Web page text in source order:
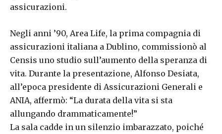
assicurazioni.
Negli anni ’90, Area Life, la prima compagnia di
assicurazioni italiana a Dublino, commissionò al
Censis uno studio sull’aumento della speranza di
vita. Durante la presentazione, Alfonso Desiata,
all’epoca presidente di Assicurazioni Generali e
ANIA, affermò: “La durata della vita si sta
allungando drammaticamente!”
La sala cadde in un silenzio imbarazzato, poiché